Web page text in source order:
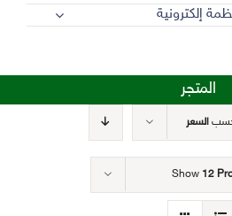
إلكترونية
المتجر
حسبالسعر
Show 12